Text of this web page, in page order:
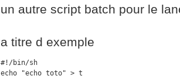
un autre script batch pour le
a titre d exemple
#!/bin/sh
echo "echo toto" > t